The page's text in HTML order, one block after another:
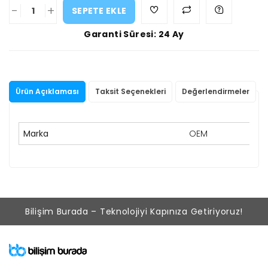
- +
SEPETE EKLE
Garanti Süresi: 24 Ay
Ürün Açıklaması Taksit Seçenekleri Değerlendirmeler
Marka OEM
Bilişim Burada – Teknolojiyi Kapınıza Getiriyoruz!